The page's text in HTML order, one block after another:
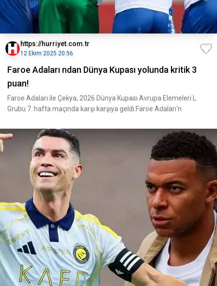
https://hurriyet.com.tr
12 Ekim 2025 20:56
Faroe Adaları ndan Dünya Kupası yolunda kritik 3
puan!
Faroe Adaları ile Çekya, 2026 Dünya Kupası Avrupa Elemeleri L
Grubu 7. hafta maçında karşı karşıya geldi.Faroe Adaları'n